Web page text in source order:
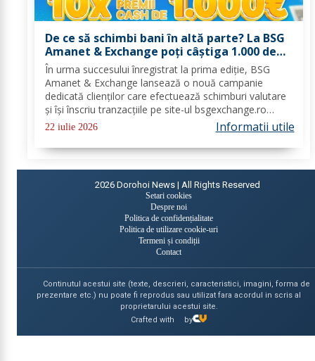
De ce să schimbi bani în altă parte? La BSG
Amanet & Exchange poți câștiga 1.000 de
euro cash!
În urma succesului înregistrat la prima ediție, BSG
Amanet & Exchange lansează o nouă campanie
dedicată clienților care efectuează schimburi valutare
și își înscriu tranzacțiile pe site-ul bsgexchange.ro
Operațiunile pot fi realizate în agenții în perioada 20
22 iulie 2026 Informatii utile
2026 Dorohoi News | All Rights Reserved
Setari cookies
Despre noi
Politica de confidențialitate
Politica de utilizare cookie-uri
Termeni și condiții
Contact
Continutul acestui site (texte, descrieri, caracteristici, imagini, forma de
prezentare etc.) nu poate fi reprodus sau utilizat fara acordul in scris al
proprietarului acestui site.
Crafted with
by